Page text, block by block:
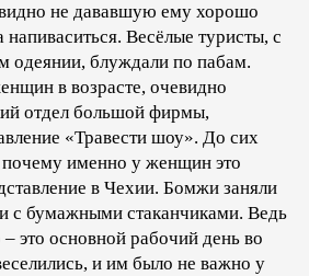
не дававшую ему хорошо
напиваситься. Весёлые туристы, с
одеянии, блуждали по пабам.
в возрасте, очевидно
отдел большой фирмы,
«Травести шоу». До сих
почему именно у женщин это
в Чехии. Бомжи заняли
с бумажными стаканчиками. Ведь
это основной рабочий день во
и им было не важно у